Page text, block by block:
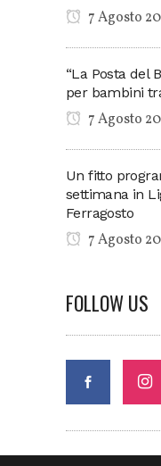
7 Agosto
“La Posta del
per bambini
7 Agosto
Un fitto
settimana in
Ferragosto
7 Agosto
FOLLOW US